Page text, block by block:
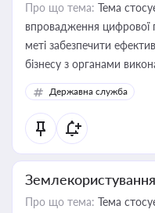
Про що тема: Тема
впровадження
меті забезпечити
бізнесу з органами
Державна служба
Землекористування
Про що тема: Тема